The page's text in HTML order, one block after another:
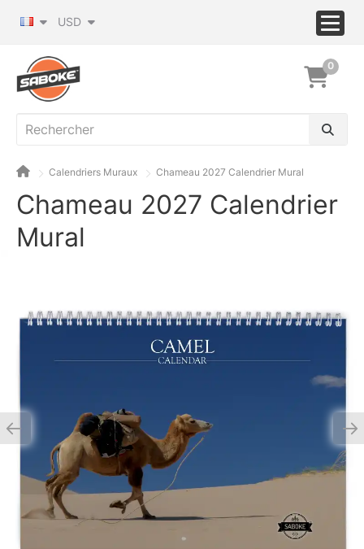
USD
0
Calendriers Muraux Chameau 2027 Calendrier Mural
Chameau 2027 Calendrier
Mural